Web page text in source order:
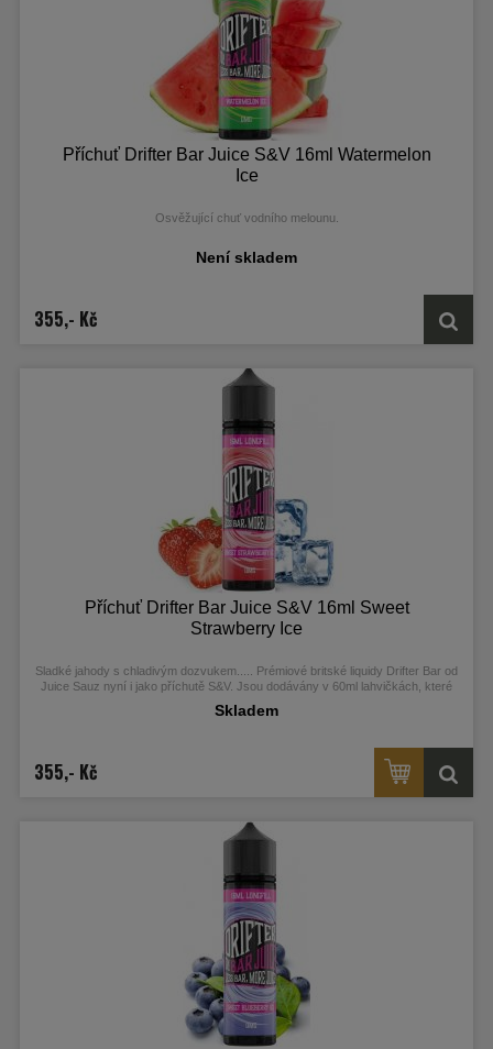
Příchuť Drifter Bar Juice S&V 16ml Watermelon
Ice
Osvěžující chuť vodního melounu.
Není skladem
355,- Kč
Příchuť Drifter Bar Juice S&V 16ml Sweet
Strawberry Ice
Sladké jahody s chladivým dozvukem...
Prémiové britské liquidy Drifter Bar od
Juice Sauz nyní i jako příchutě S&V. Jsou dodávány v 60ml lahvičkách, které
Skladem
355,- Kč